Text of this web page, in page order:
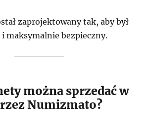
zaprojektowany tak, aby był
maksymalnie bezpieczny.
można sprzedać w
Numizmato?